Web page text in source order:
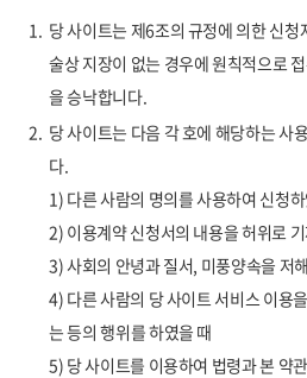
1. 당 사이트는 제6조의 규정에 의한 신
술상 지장이 없는 경우에 원칙적으로
을 승낙합니다.
2. 당 사이트는 다음 각 호에 해당하는 사
다.
1) 다른 사람의 명의를 사용하여 신청
2) 이용계약 신청서의 내용을 허위로
3) 사회의 안녕과 질서, 미풍양속을 저
4) 다른 사람의 당 사이트 서비스 이용
는 등의 행위를 하였을 때
5) 당 사이트를 이용하여 법령과 본 약